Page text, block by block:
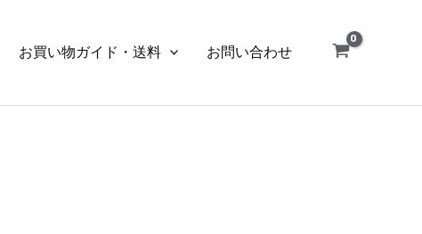
お買い物ガイド・送料 お問い合わせ